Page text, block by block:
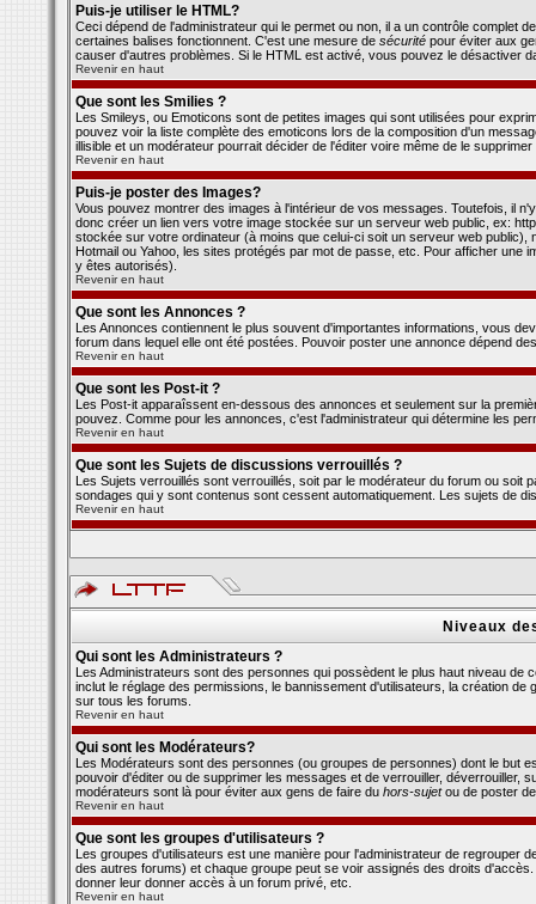
Puis-je utiliser le HTML?
Ceci dépend de l'administrateur qui le permet ou non, il a un contrôle complet
certaines balises fonctionnent. C'est une mesure de sécurité pour éviter aux
causer d'autres problèmes. Si le HTML est activé, vous pouvez le désactiver
Revenir en haut
Que sont les Smilies ?
Les Smileys, ou Emoticons sont de petites images qui sont utilisées pour
pouvez voir la liste complète des emoticons lors de la composition d'un
illisible et un modérateur pourrait décider de l'éditer voire même de le supprimer
Revenir en haut
Puis-je poster des Images?
Vous pouvez montrer des images à l'intérieur de vos messages. Toutefois, il
donc créer un lien vers votre image stockée sur un serveur web public, ex:
stockée sur votre ordinateur (à moins que celui-ci soit un serveur web
Hotmail ou Yahoo, les sites protégés par mot de passe, etc. Pour afficher une
y êtes autorisés).
Revenir en haut
Que sont les Annonces ?
Les Annonces contiennent le plus souvent d'importantes informations, vous
forum dans lequel elle ont été postées. Pouvoir poster une annonce dépend
Revenir en haut
Que sont les Post-it ?
Les Post-it apparaîssent en-dessous des annonces et seulement sur la
pouvez. Comme pour les annonces, c'est l'administrateur qui détermine les
Revenir en haut
Que sont les Sujets de discussions verrouillés ?
Les Sujets verrouillés sont verrouillés, soit par le modérateur du forum ou
sondages qui y sont contenus sont cessent automatiquement. Les sujets de
Revenir en haut
Niveaux
Qui sont les Administrateurs ?
Les Administrateurs sont des personnes qui possèdent le plus haut niveau
inclut le réglage des permissions, le bannissement d'utilisateurs, la création
sur tous les forums.
Revenir en haut
Qui sont les Modérateurs?
Les Modérateurs sont des personnes (ou groupes de personnes) dont le but
pouvoir d'éditer ou de supprimer les messages et de verrouiller, déverrouiller,
modérateurs sont là pour éviter aux gens de faire du hors-sujetou de poster
Revenir en haut
Que sont les groupes d'utilisateurs ?
Les groupes d'utilisateurs est une manière pour l'administrateur de regrouper
des autres forums) et chaque groupe peut se voir assignés des droits
donner leur donner accès à un forum privé, etc.
Revenir en haut